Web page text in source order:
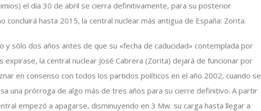
el día 30 de abril se cierra definitivamente, para su posterior
concluirá hasta 2015, la central nuclear más antigua de España: Zorita.
y sólo dos años antes de que su «fecha de caducidad» contemplada por
expirase, la central nuclear José Cabrera (Zorita) dejará de funcionar por
en consenso con todos los partidos políticos en el año 2002, cuando se
una prórroga de algo más de tres años para su cierre definitivo. A partir
empezó a apagarse, disminuyendo en 3 Mw. su carga hasta llegar a